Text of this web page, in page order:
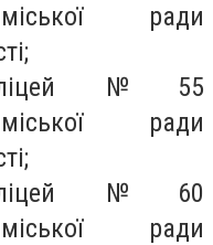
ради
ліцей № 55
ради
ліцей № 60
ради